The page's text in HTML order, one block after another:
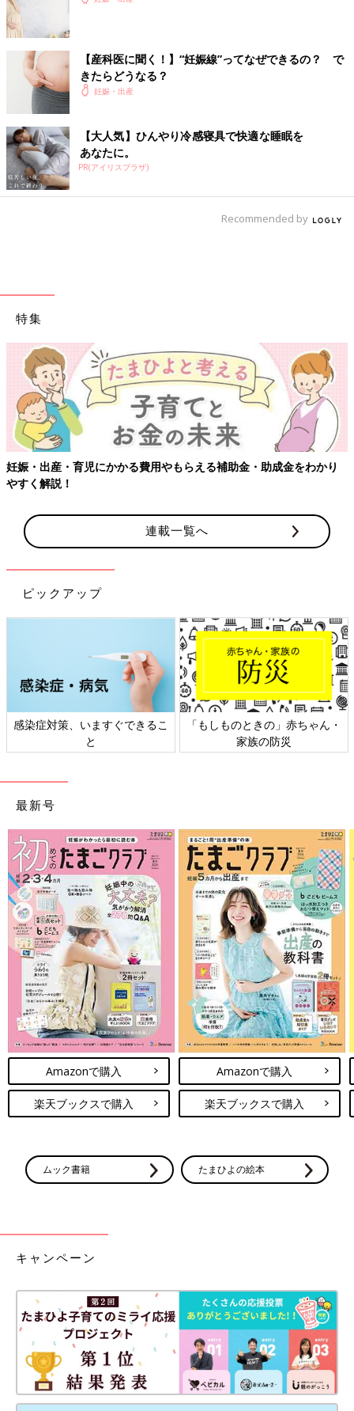
【産科医に聞く！】“妊娠線”ってなぜできるの？ で
きたらどうなる？
妊娠・出産
【大人気】ひんやり冷感寝具で快適な睡眠を
あなたに。
PR(アイリスプラザ)
Recommended by
特集
妊娠・出産・育児にかかる費用やもらえる補助金・助成金をわかり
やすく解説！
連載一覧へ
ピックアップ
感染症対策、いますぐできるこ
と
「もしものときの」赤ちゃん・
家族の防災
最新号
Amazonで購入
楽天ブックスで購入
Amazonで購入
楽天ブックスで購入
ムック書籍 たまひよの絵本
キャンペーン